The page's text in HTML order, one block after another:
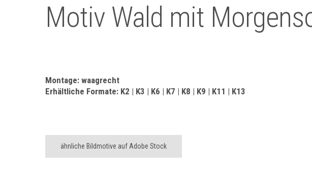
Motiv Wald mit
Montage: waagrecht
Erhältliche Formate: K2 | K3 | K6 | K7 | K8 | K9 | K11 | K13
ähnliche Bildmotive auf Adobe Stock